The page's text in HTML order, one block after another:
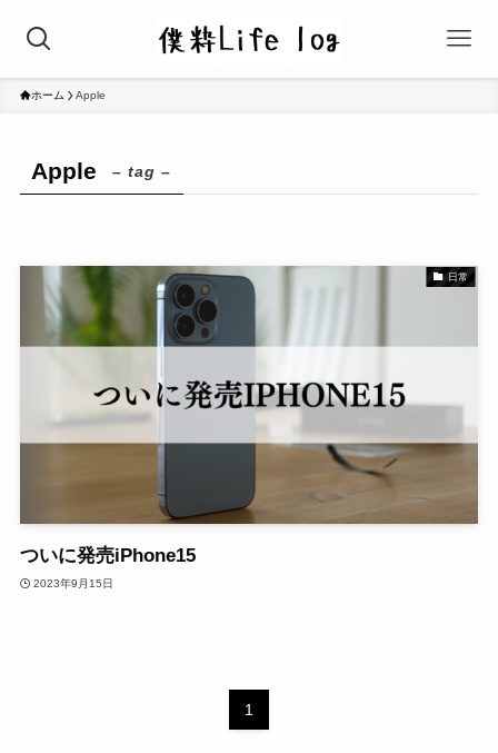
ホーム Apple
Apple – tag –
日常
ついに発売iPhone15
2023年9月15日
1